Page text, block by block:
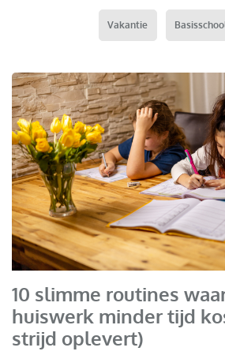
Vakantie
10 slimme routines
huiswerk minder tijd
strijd oplevert)